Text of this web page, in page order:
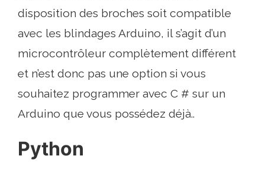
disposition des broches soit compatible
avec les blindages Arduino, il s’agit d’un
microcontrôleur complètement différent
et n’est donc pas une option si vous
souhaitez programmer avec C # sur un
Arduino que vous possédez déjà..
Python